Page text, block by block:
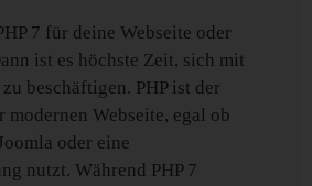
7 für deine Webseite oder
ist es höchste Zeit, sich mit
beschäftigen. PHP ist der
modernen Webseite, egal ob
oder eine
nutzt. Während PHP 7